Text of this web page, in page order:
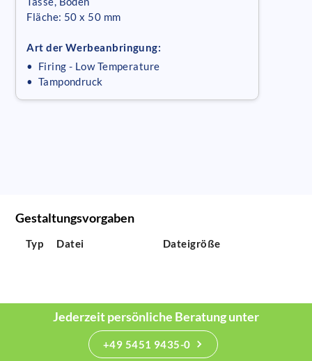
Fläche: 50 x 50 mm
Art der Werbeanbringung:
• Firing - Low Temperature
• Tampondruck
Gestaltungsvorgaben
Typ Datei Dateigröße
Jederzeit persönliche Beratung unter
+49 5451 9435-0